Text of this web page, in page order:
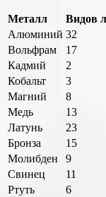
Металл
Видов
Алюминий 32
Вольфрам
17
Кадмий
2
Кобальт
3
Магний
8
Медь
13
Латунь
23
Бронза
15
Молибден
9
Свинец
11
Ртуть
6